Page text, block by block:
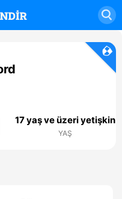
17 yaş ve üzeri yetişkin
YAŞ